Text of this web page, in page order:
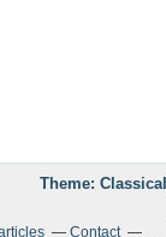
Theme:
Contact